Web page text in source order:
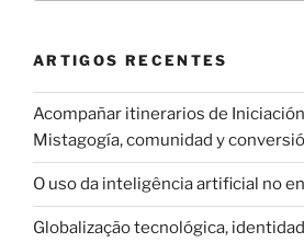
ARTIGOS RECENTES
Acompañar itinerarios de
Mistagogía, comunidad y
O uso da inteligência artificial no
Globalização tecnológica,